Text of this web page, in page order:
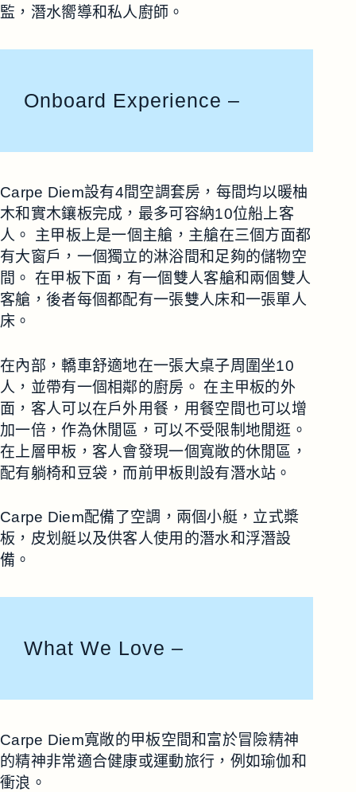
監，潛水嚮導和私人廚師。
Onboard Experience –
Carpe Diem設有4間空調套房，每間均以暖柚
木和實木鑲板完成，最多可容納10位船上客
人。 主甲板上是一個主艙，主艙在三個方面都
有大窗戶，一個獨立的淋浴間和足夠的儲物空
間。 在甲板下面，有一個雙人客艙和兩個雙人
客艙，後者每個都配有一張雙人床和一張單人
床。
在內部，轎車舒適地在一張大桌子周圍坐10
人，並帶有一個相鄰的廚房。 在主甲板的外
面，客人可以在戶外用餐，用餐空間也可以增
加一倍，作為休閒區，可以不受限制地閒逛。
在上層甲板，客人會發現一個寬敞的休閒區，
配有躺椅和豆袋，而前甲板則設有潛水站。
Carpe Diem配備了空調，兩個小艇，立式槳
板，皮划艇以及供客人使用的潛水和浮潛設
備。
What We Love –
Carpe Diem寬敞的甲板空間和富於冒險精神
的精神非常適合健康或運動旅行，例如瑜伽和
衝浪。